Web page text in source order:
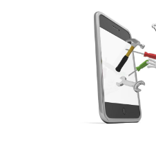
Kaputte Displays bei
keine Seltenheit. Die
der Marken Apple oder
nach einem Sturz
Spiel. Wir reparieren Ihr
WICHTIG: Wir tauschen